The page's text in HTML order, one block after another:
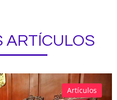
ARTÍCULOS
Artículos